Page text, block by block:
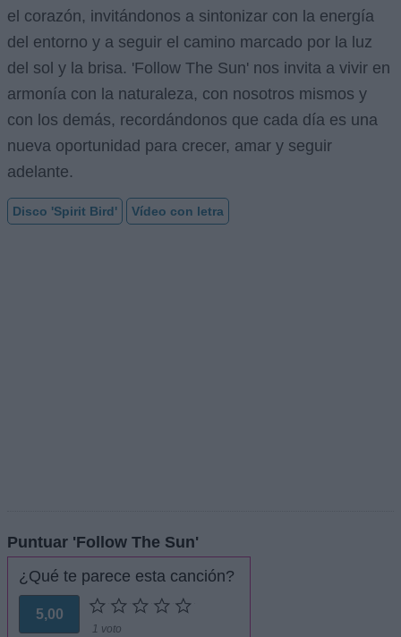
el corazón, invitándonos a sintonizar con la energía
del entorno y a seguir el camino marcado por la luz
del sol y la brisa. 'Follow The Sun' nos invita a vivir en
armonía con la naturaleza, con nosotros mismos y
con los demás, recordándonos que cada día es una
nueva oportunidad para crecer, amar y seguir
adelante.
Disco 'Spirit Bird' Vídeo con letra
Puntuar 'Follow The Sun'
¿Qué te parece esta canción?
5,00
1 voto